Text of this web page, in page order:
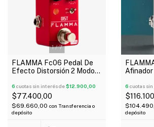
1/7
FLAMMA Fc06 Pedal De
Efecto Distorsión 2 Modos
6 cuotas sin interés de$12.900,00
$77.400,00
$69.660,00 con Transferencia o
depósito
6 cuotas
depósito